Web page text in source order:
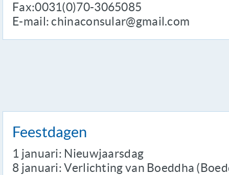
Fax:0031(0)70-3065085
E-mail: chinaconsular@gmail.com
Feestdagen
1 januari: Nieuwjaarsdag
8 januari: Verlichting van Boeddha